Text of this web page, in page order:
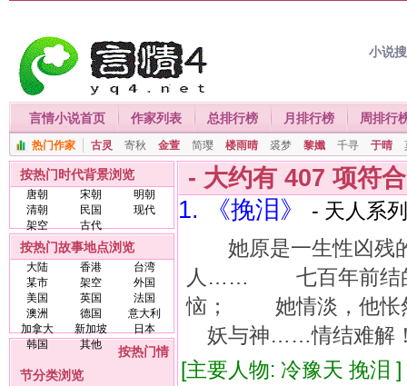
小说
言情小说首页 作家列表 总排行榜 月排行榜 周排行
热门作家 古灵 寄秋 金萱 简璎 楼雨晴 裘梦 黎孅 千寻 于晴
按热门时代背景浏览
唐朝 宋朝
明朝
清朝
民国
现代
架空
古代
按热门故事地点浏览
大陆 香港
台湾
某市
架空
外国
美国
英国
法国
澳洲
德国
意大利
加拿大
新加坡
日本
韩国
其他
按热门情
节分类浏览
- 大约有 407 项符
1. 《挽泪》
- 天人系
她原是一生性凶残
人…… 七百年前结
恼； 她情淡，他怅
妖与神……情结难解
[主要人物: 冷豫天 挽